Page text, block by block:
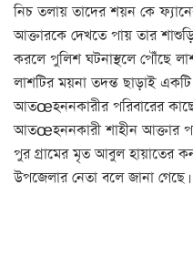
নিচ তলায় তাদের শয়ন কে
আক্তারকে দেখতে পায় তার
করলে পুলিশ ঘটনাস্থলে পৌঁছে
লাশটির ময়না তদন্ত ছাড়াই
আতœহননকারীর পরিবারের কাছে
আতœহননকারী শাহীন আক্তার
পুর গ্রামের মৃত আবুল হায়াতের
উপজেলার নেতা বলে জানা গেছে।